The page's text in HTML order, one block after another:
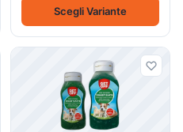
Scegli Variante